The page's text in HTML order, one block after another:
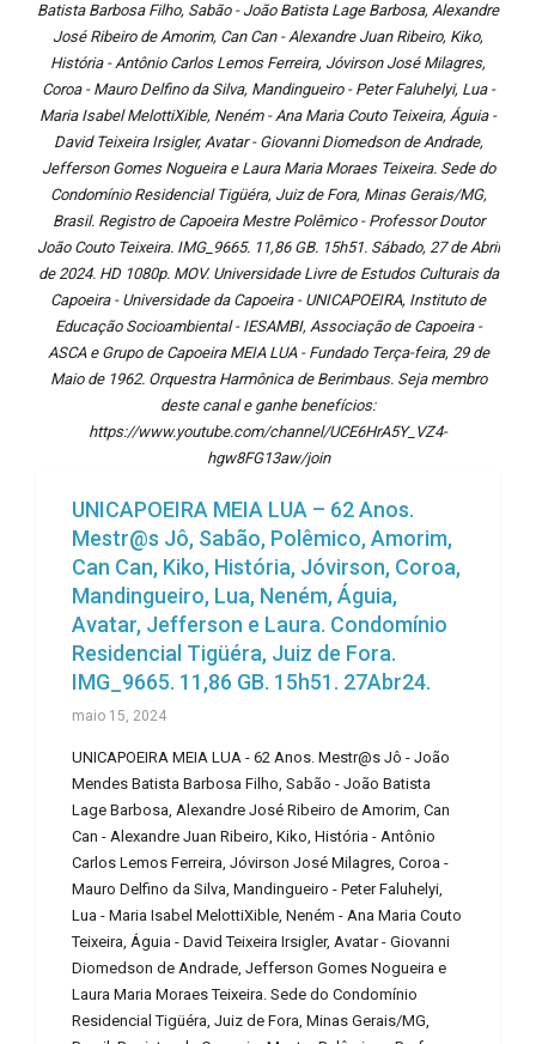
Batista Barbosa Filho, Sabão - João Batista Lage Barbosa, Alexandre
José Ribeiro de Amorim, Can Can - Alexandre Juan Ribeiro, Kiko,
História - Antônio Carlos Lemos Ferreira, Jóvirson José Milagres,
Coroa - Mauro Delfino da Silva, Mandingueiro - Peter Faluhelyi, Lua -
Maria Isabel MelottiXible, Neném - Ana Maria Couto Teixeira, Águia -
David Teixeira Irsigler, Avatar - Giovanni Diomedson de Andrade,
Jefferson Gomes Nogueira e Laura Maria Moraes Teixeira. Sede do
Condomínio Residencial Tigüéra, Juiz de Fora, Minas Gerais/MG,
Brasil. Registro de Capoeira Mestre Polêmico - Professor Doutor
João Couto Teixeira. IMG_9665. 11,86 GB. 15h51. Sábado, 27 de Abril
de 2024. HD 1080p. MOV. Universidade Livre de Estudos Culturais da
Capoeira - Universidade da Capoeira - UNICAPOEIRA, Instituto de
Educação Socioambiental - IESAMBI, Associação de Capoeira -
ASCA e Grupo de Capoeira MEIA LUA - Fundado Terça-feira, 29 de
Maio de 1962. Orquestra Harmônica de Berimbaus. Seja membro
deste canal e ganhe benefícios:
https://www.youtube.com/channel/UCE6HrA5Y_VZ4-
hgw8FG13aw/join
UNICAPOEIRA MEIA LUA – 62 Anos.
Mestr@s Jô, Sabão, Polêmico, Amorim,
Can Can, Kiko, História, Jóvirson, Coroa,
Mandingueiro, Lua, Neném, Águia,
Avatar, Jefferson e Laura. Condomínio
Residencial Tigüéra, Juiz de Fora.
IMG_9665. 11,86 GB. 15h51. 27Abr24.
maio 15, 2024
UNICAPOEIRA MEIA LUA - 62 Anos. Mestr@s Jô - João
Mendes Batista Barbosa Filho, Sabão - João Batista
Lage Barbosa, Alexandre José Ribeiro de Amorim, Can
Can - Alexandre Juan Ribeiro, Kiko, História - Antônio
Carlos Lemos Ferreira, Jóvirson José Milagres, Coroa -
Mauro Delfino da Silva, Mandingueiro - Peter Faluhelyi,
Lua - Maria Isabel MelottiXible, Neném - Ana Maria Couto
Teixeira, Águia - David Teixeira Irsigler, Avatar - Giovanni
Diomedson de Andrade, Jefferson Gomes Nogueira e
Laura Maria Moraes Teixeira. Sede do Condomínio
Residencial Tigüéra, Juiz de Fora, Minas Gerais/MG,